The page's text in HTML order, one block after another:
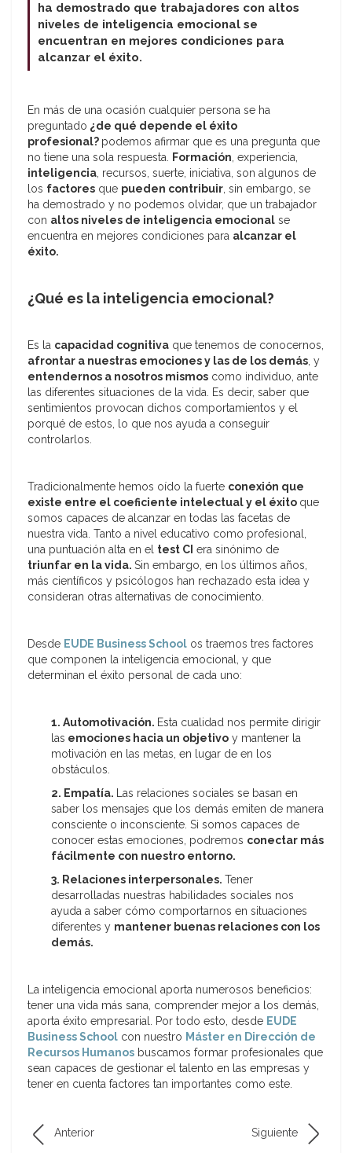
ha demostrado que trabajadores con altos
niveles de inteligencia emocional se
encuentran en mejores condiciones para
alcanzar el éxito.
En más de una ocasión cualquier persona se ha
preguntado ¿de qué depende el éxito
profesional? podemos afirmar que es una pregunta que
no tiene una sola respuesta. Formación, experiencia,
inteligencia, recursos, suerte, iniciativa, son algunos de
los factores que pueden contribuir, sin embargo, se
ha demostrado y no podemos olvidar, que un trabajador
con altos niveles de inteligencia emocional se
encuentra en mejores condiciones para alcanzar el
éxito.
¿Qué es la inteligencia emocional?
Es la capacidad cognitiva que tenemos de conocernos,
afrontar a nuestras emociones y las de los demás, y
entendernos a nosotros mismos como individuo, ante
las diferentes situaciones de la vida. Es decir, saber que
sentimientos provocan dichos comportamientos y el
porqué de estos, lo que nos ayuda a conseguir
controlarlos.
Tradicionalmente hemos oído la fuerte conexión que
existe entre el coeficiente intelectual y el éxito que
somos capaces de alcanzar en todas las facetas de
nuestra vida. Tanto a nivel educativo como profesional,
una puntuación alta en el test CI era sinónimo de
triunfar en la vida. Sin embargo, en los últimos años,
más científicos y psicólogos han rechazado esta idea y
consideran otras alternativas de conocimiento.
Desde EUDE Business School os traemos tres factores
que componen la inteligencia emocional, y que
determinan el éxito personal de cada uno:
1. Automotivación. Esta cualidad nos permite dirigir
las emociones hacia un objetivo y mantener la
motivación en las metas, en lugar de en los
obstáculos.
2. Empatía. Las relaciones sociales se basan en
saber los mensajes que los demás emiten de manera
consciente o inconsciente. Si somos capaces de
conocer estas emociones, podremos conectar más
fácilmente con nuestro entorno.
3. Relaciones interpersonales. Tener
desarrolladas nuestras habilidades sociales nos
ayuda a saber cómo comportarnos en situaciones
diferentes y mantener buenas relaciones con los
demás.
La inteligencia emocional aporta numerosos beneficios:
tener una vida más sana, comprender mejor a los demás,
aporta éxito empresarial. Por todo esto, desde EUDE
Business School con nuestro Máster en Dirección de
Recursos Humanos buscamos formar profesionales que
sean capaces de gestionar el talento en las empresas y
tener en cuenta factores tan importantes como este.
Anterior Siguiente